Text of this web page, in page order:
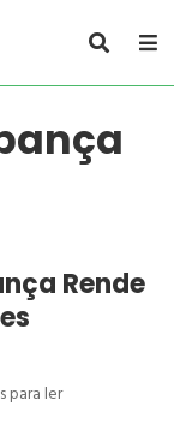
Rende
para ler